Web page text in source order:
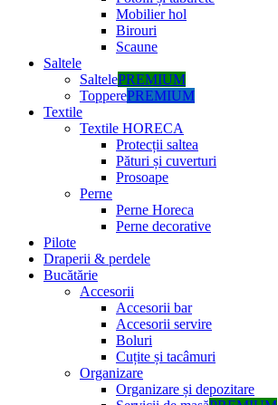
Mobilier hol
Birouri
Scaune
Saltele
SaltelePREMIUM
TopperePREMIUM
Textile
Textile HORECA
Protecții saltea
Pături și cuverturi
Prosoape
Perne
Perne Horeca
Perne decorative
Pilote
Draperii & perdele
Bucătărie
Accesorii
Accesorii bar
Accesorii servire
Boluri
Cuțite și tacâmuri
Organizare
Organizare și depozitare